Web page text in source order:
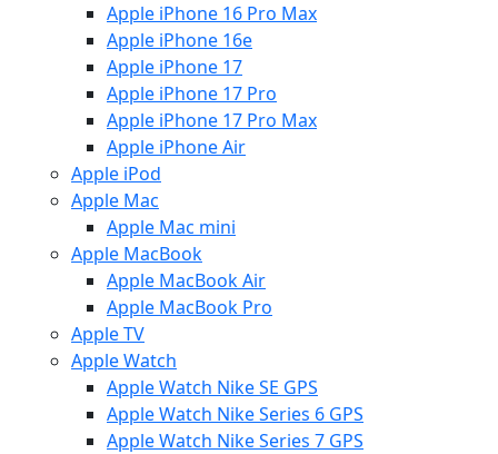
Apple iPhone 16 Pro Max
Apple iPhone 16e
Apple iPhone 17
Apple iPhone 17 Pro
Apple iPhone 17 Pro Max
Apple iPhone Air
Apple iPod
Apple Mac
Apple Mac mini
Apple MacBook
Apple MacBook Air
Apple MacBook Pro
Apple TV
Apple Watch
Apple Watch Nike SE GPS
Apple Watch Nike Series 6 GPS
Apple Watch Nike Series 7 GPS